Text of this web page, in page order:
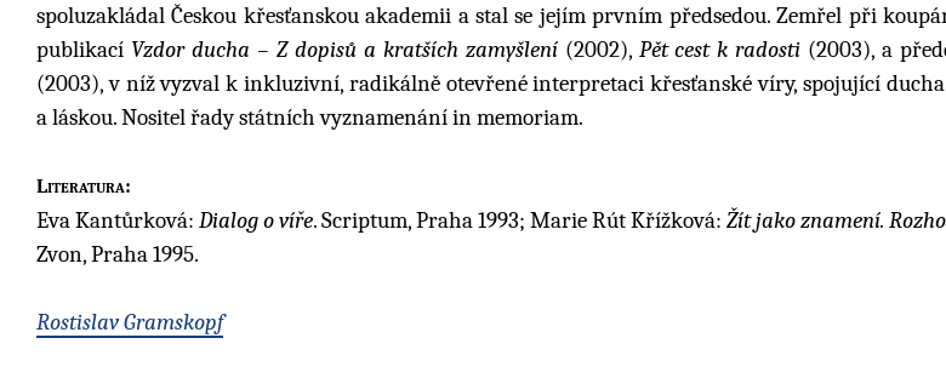
spoluzakládal Českou křesťanskou akademii a stal se jejím prvním předsedou. Zemřel při
publikací Vzdor ducha – Z dopisů a kratších zamyšlení(2002), Pět cest k radosti (2003), a
(2003), v níž vyzval k inkluzivní, radikálně otevřené interpretaci křesťanské víry, spojující
a láskou. Nositel řady státních vyznamenání in memoriam.
Literatura:
Eva Kantůrková: Dialog o víře. Scriptum, Praha 1993; Marie Rút Křížková: Žít jako znamení.
Zvon, Praha 1995.
Rostislav Gramskopf